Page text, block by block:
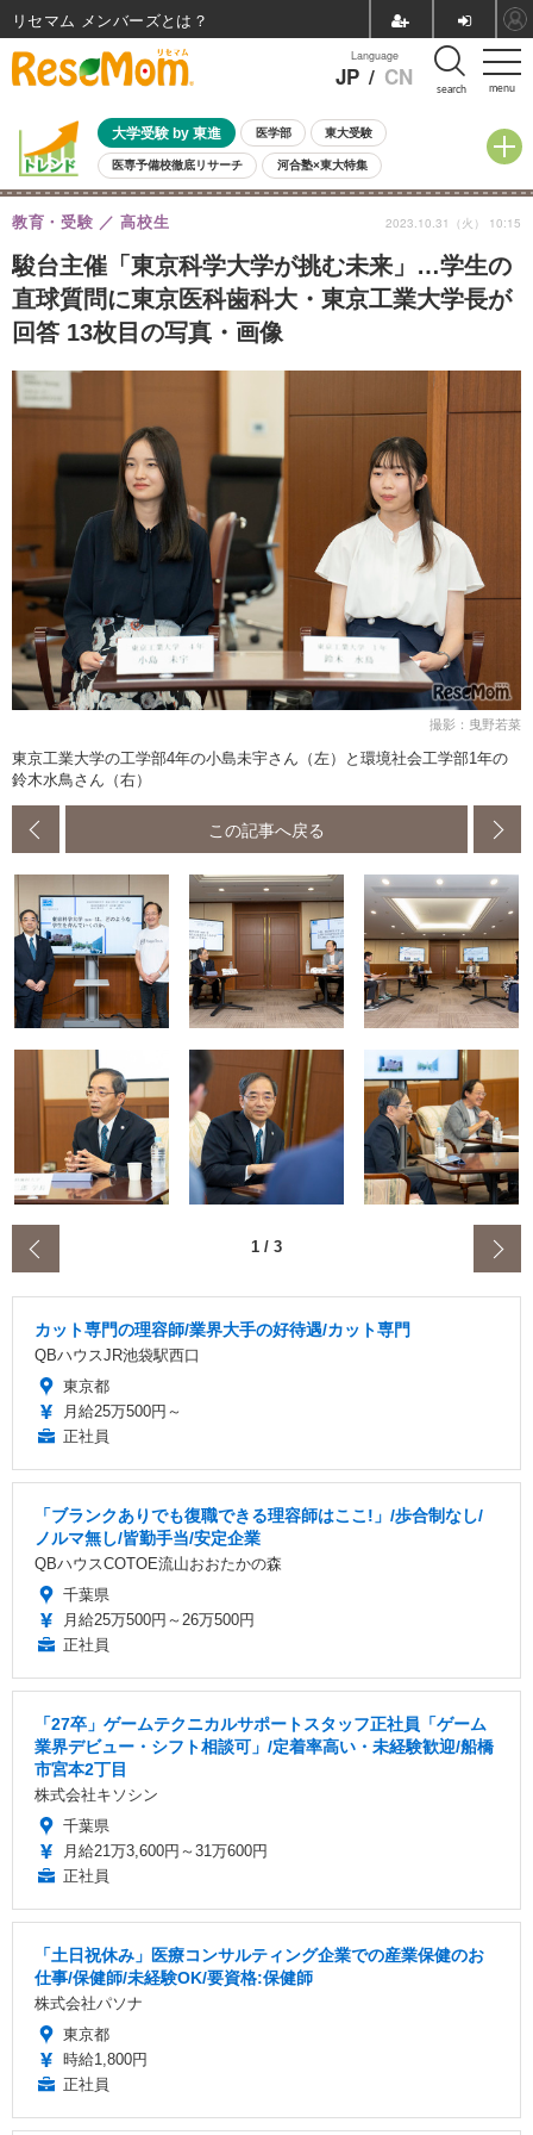
menu
Language
JP / CN search
大学受験 by 東進 医学部 東大受験
医専予備校徹底リサーチ 河合塾×東大特集
親子で考える大学選び 高校受験 中学受験 小学校受験
共通テスト 夏休み
8月開催イベント・WS 全国公立高校 過去問 人気記事
自由研究教材（小学生向け） 自由研究教材（中学生向け） ランキング
駿台主催「東京科学大学が挑む未来」…学生の
直球質問に東京医科歯科大・東京工業大学長が
回答 13枚目の写真・画像
教育・受験 高校生 2023.10.31（火） 10:15
撮影：曳野若菜
東京工業大学の工学部4年の小島未宇さん（左）と環境社会工学部1年の
鈴木水鳥さん（右）
この記事へ戻る
1 / 3
カット専門の理容師/業界大手の好待遇/カット専門
QBハウスJR池袋駅西口
東京都
月給25万500円～
正社員
「ブランクありでも復職できる理容師はここ!」/歩合制なし/
ノルマ無し/皆勤手当/安定企業
QBハウスCOTOE流山おおたかの森
千葉県
月給25万500円～26万500円
正社員
「27卒」ゲームテクニカルサポートスタッフ正社員「ゲーム
業界デビュー・シフト相談可」/定着率高い・未経験歓迎/船橋
市宮本2丁目
株式会社キソシン
千葉県
月給21万3,600円～31万600円
正社員
「土日祝休み」医療コンサルティング企業での産業保健のお
仕事/保健師/未経験OK/要資格:保健師
株式会社パソナ
東京都
時給1,800円
正社員
リセマム メンバーズ